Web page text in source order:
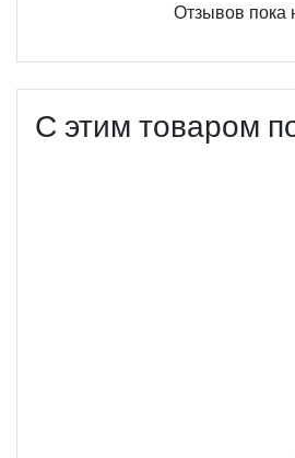
Отзывов пока
С этим товаром